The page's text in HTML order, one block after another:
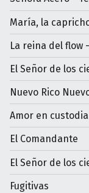
María, la
La reina del flow
El Señor de los
Nuevo Rico
Amor en
El Comandante
El Señor de los
Fugitivas